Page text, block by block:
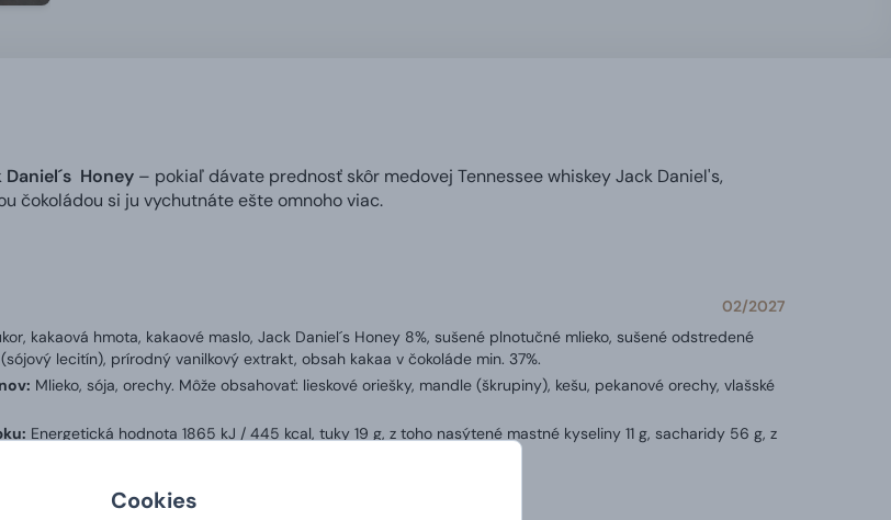
Cookies
Honey– pokiaľ dávate prednosť skôr medovej Tennessee whiskey Jack Daniel's,
čokoládou si ju vychutnáte ešte omnoho viac.
02/2027
kakaová hmota, kakaové maslo, Jack Daniel´s Honey 8%, sušené plnotučné mlieko, sušené odstredené
lecitín), prírodný vanilkový extrakt, obsah kakaa v čokoláde min. 37%.
Mlieko, sója, orechy. Môže obsahovať: lieskové oriešky, mandle (škrupiny), kešu, pekanové orechy, vlašské
Energetická hodnota 1865 kJ / 445 kcal, tuky 19 g, z toho nasýtené mastné kyseliny 11 g, sacharidy 56 g, z
145mg.